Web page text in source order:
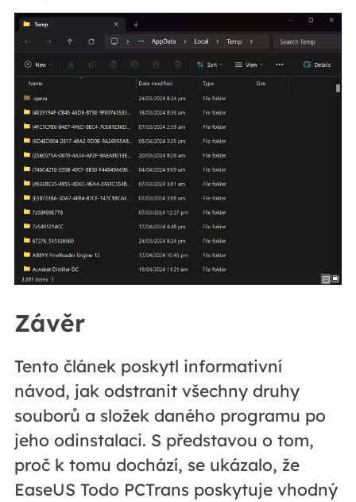
Závěr
Tento článek poskytl informativní
návod, jak odstranit všechny druhy
souborů a složek daného programu po
jeho odinstalaci. S představou o tom,
proč k tomu dochází, se ukázalo, že
EaseUS Todo PCTrans poskytuje vhodný